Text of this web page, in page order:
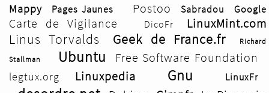
Mappy Pages Jaunes Postoo Sabradou Google
Carte de Vigilance DicoFr LinuxMint.com
Linus Torvalds Geek de France.fr
Richard
Stallman
Ubuntu Free Software Foundation
legtux.org Linuxpedia Gnu LinuxFr